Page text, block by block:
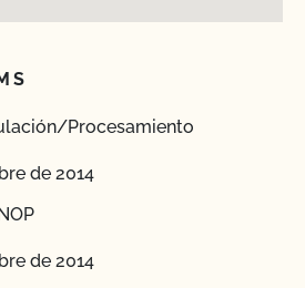
Procesamiento
de 2014
de 2014